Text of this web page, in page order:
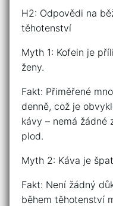
H2: Odpovědi na
těhotenství
Myth 1: Kofein je
ženy.
Fakt: Přiměřené
denně, což je
kávy – nemá žádné
plod.
Myth 2: Káva je
Fakt: Není žádný
během těhotenství